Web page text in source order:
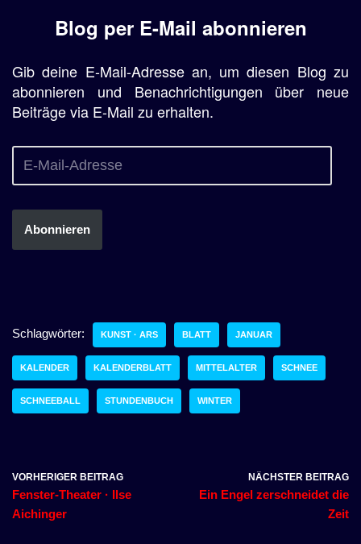
Blog per E-Mail abonnieren
Gib deine E-Mail-Adresse an, um diesen Blog zu
abonnieren und Benachrichtigungen über neue
Beiträge via E-Mail zu erhalten.
Abonnieren
Schlagwörter: KUNST · ARS BLATT JANUAR
KALENDER KALENDERBLATT MITTELALTER SCHNEE
SCHNEEBALL STUNDENBUCH WINTER
VORHERIGER BEITRAG
Fenster-Theater · Ilse
Aichinger
NÄCHSTER BEITRAG
Ein Engel zerschneidet die
Zeit